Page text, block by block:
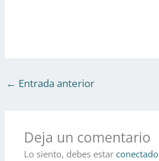
← Entrada anterior
Deja un comentario
Lo siento, debes estarconectado